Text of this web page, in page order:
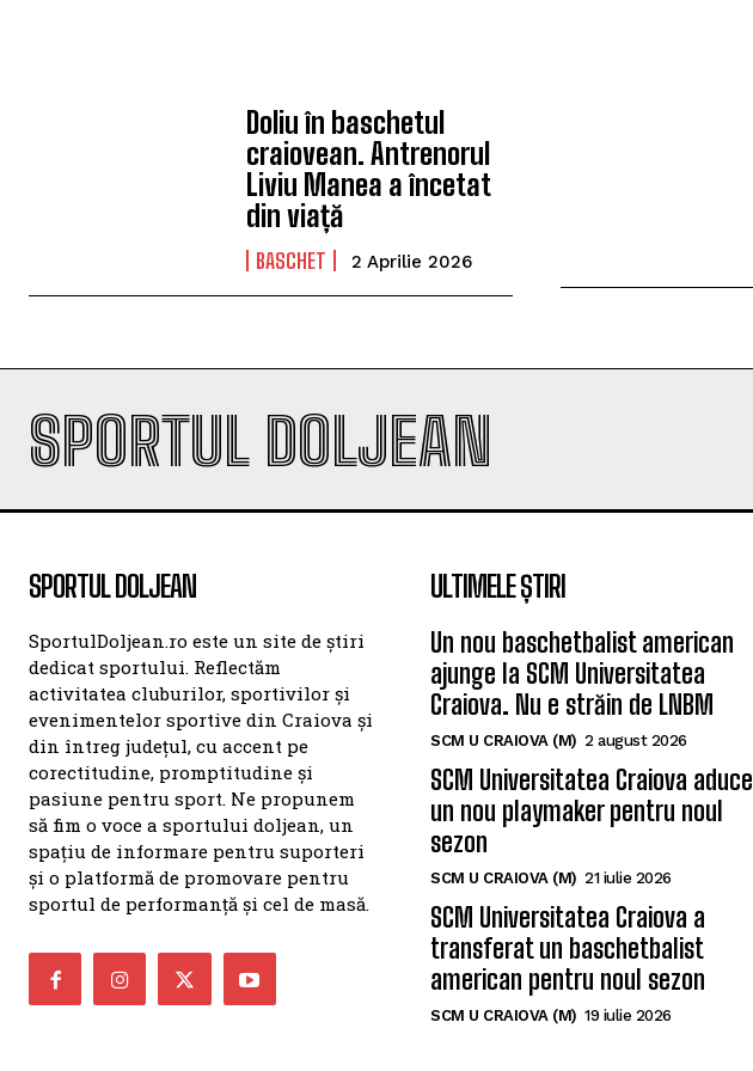
Doliu în baschetul
craiovean. Antrenorul
Liviu Manea a încetat
din viață
BASCHET 2 Aprilie 2026
SPORTUL DOLJEAN
SPORTUL DOLJEAN
SportulDoljean.ro este un site de știri
dedicat sportului. Reflectăm
activitatea cluburilor, sportivilor și
evenimentelor sportive din Craiova și
din întreg județul, cu accent pe
corectitudine, promptitudine și
pasiune pentru sport. Ne propunem
să fim o voce a sportului doljean, un
spațiu de informare pentru suporteri
și o platformă de promovare pentru
sportul de performanță și cel de masă.
ULTIMELE ȘTIRI
Un nou baschetbalist american
ajunge la SCM Universitatea
Craiova. Nu e străin de LNBM
SCM U CRAIOVA (M) 2 august 2026
SCM Universitatea Craiova aduce
un nou playmaker pentru noul
sezon
SCM U CRAIOVA (M) 21 iulie 2026
SCM Universitatea Craiova a
transferat un baschetbalist
american pentru noul sezon
SCM U CRAIOVA (M) 19 iulie 2026